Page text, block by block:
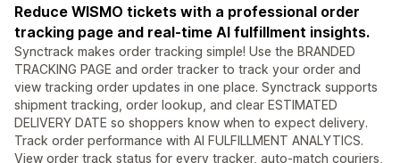
Reduce WISMO tickets with a professional order
tracking page and real-time AI fulfillment insights.
Synctrack makes order tracking simple! Use the BRANDED
TRACKING PAGE and order tracker to track your order and
view tracking order updates in one place. Synctrack supports
shipment tracking, order lookup, and clear ESTIMATED
DELIVERY DATE so shoppers know when to expect delivery.
Track order performance with AI FULFILLMENT ANALYTICS.
View order track status for every tracker, auto-match couriers,